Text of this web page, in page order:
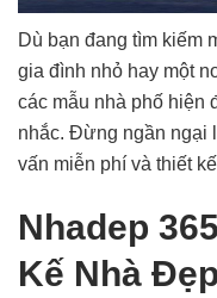
Dù bạn đang tìm kiếm
gia đình nhỏ hay một
các mẫu nhà phố hiện
nhắc. Đừng ngần ngại
vấn miễn phí và thiết
Nhadep
Kế Nhà